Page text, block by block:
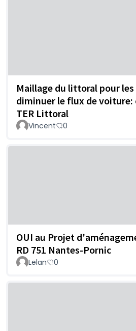
Maillage du littoral pour
diminuer le flux de
TER Littoral
Vincent 0
OUI au Projet
RD 751 Nantes-Pornic
Lelan 0